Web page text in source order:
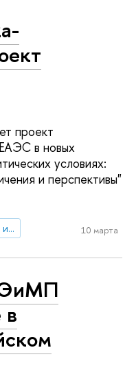
проект
в новых
условиях:
и перспективы"
Центр комплексных европейских и международных исследований (ЦКЕМИ)
10 марта
в